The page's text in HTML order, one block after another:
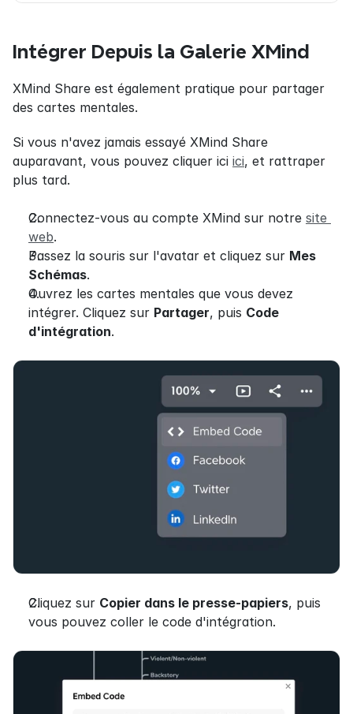
Intégrer Depuis la Galerie XMind
XMind Share est également pratique pour partager
des cartes mentales.
Si vous n'avez jamais essayé XMind Share
auparavant, vous pouvez cliquer ici ici, et rattraper
plus tard.
Connectez-vous au compte XMind sur notre site
web.
Passez la souris sur l'avatar et cliquez sur Mes
Schémas.
Ouvrez les cartes mentales que vous devez
intégrer. Cliquez sur Partager, puis Code
d'intégration.
Cliquez sur Copier dans le presse-papiers, puis
vous pouvez coller le code d'intégration.